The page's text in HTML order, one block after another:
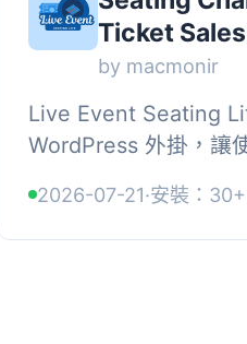
Ticket Sales
by macmonir
Live Event Seating
WordPress 外掛，讓
拖放式場地建構器和
2026-07-21·安裝：30+